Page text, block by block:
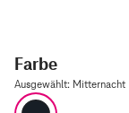
Farbe
Ausgewählt: Mitternacht